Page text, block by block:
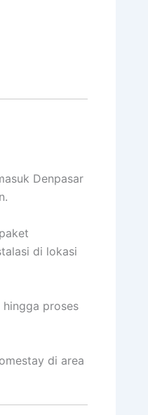
Denpasar
di lokasi
proses
di area